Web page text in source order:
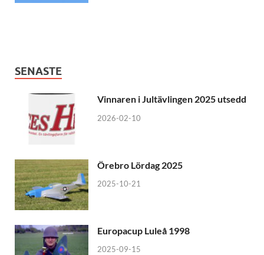
SENASTE
Vinnaren i Jultävlingen 2025 utsedd
2026-02-10
Örebro Lördag 2025
2025-10-21
Europacup Luleå 1998
2025-09-15